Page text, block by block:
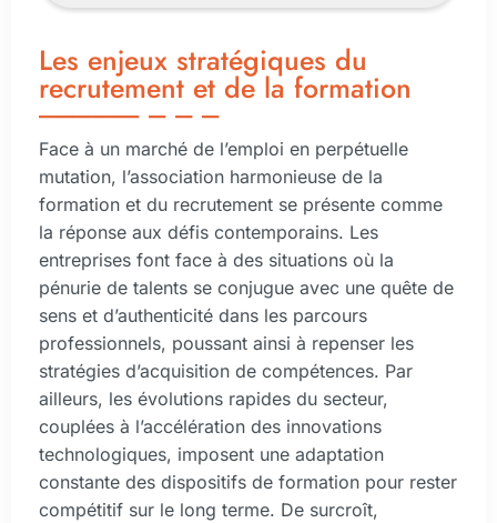
Les enjeux stratégiques du
recrutement et de la formation
Face à un marché de l’emploi en perpétuelle
mutation, l’association harmonieuse de la
formation et du recrutement se présente comme
la réponse aux défis contemporains. Les
entreprises font face à des situations où la
pénurie de talents se conjugue avec une quête de
sens et d’authenticité dans les parcours
professionnels, poussant ainsi à repenser les
stratégies d’acquisition de compétences. Par
ailleurs, les évolutions rapides du secteur,
couplées à l’accélération des innovations
technologiques, imposent une adaptation
constante des dispositifs de formation pour rester
compétitif sur le long terme. De surcroît,